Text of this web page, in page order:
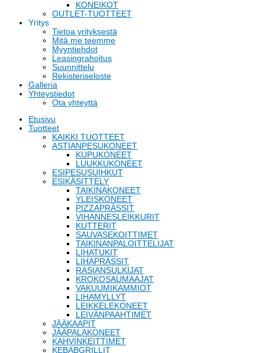
KONEIKOT
OUTLET-TUOTTEET
Yritys
Tietoa yrityksestä
Mitä me teemme
Myyntiehdot
Leasingrahoitus
Suunnittelu
Rekisteriseloste
Galleria
Yhteystiedot
Ota yhteyttä
Etusivu
Tuotteet
KAIKKI TUOTTEET
ASTIANPESUKONEET
KUPUKONEET
LUUKKUKONEET
ESIPESUSUIHKUT
ESIKÄSITTELY
TAIKINAKONEET
YLEISKONEET
PIZZAPRÄSSIT
VIHANNESLEIKKURIT
KUTTERIT
SAUVASEKOITTIMET
TAIKINANPALOITTELIJAT
LIHATUKIT
LIHAPRÄSSIT
RASIANSULKIJAT
KROKOSAUMAAJAT
VAKUUMIKAMMIOT
LIHAMYLLYT
LEIKKELEKONEET
LEIVÄNPAAHTIMET
JÄÄKAAPIT
JÄÄPALAKONEET
KAHVINKEITTIMET
KEBABGRILLIT